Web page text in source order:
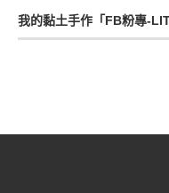
我的黏土手作「FB粉專-